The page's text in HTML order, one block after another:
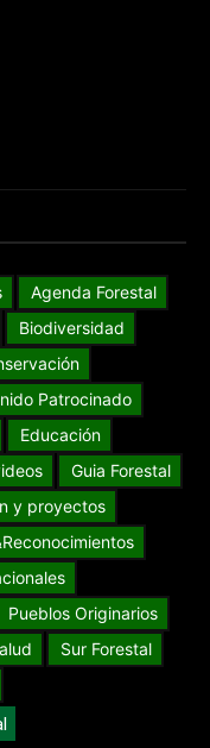
Agenda Forestal
Biodiversidad
Patrocinado
Educación
Guia Forestal
y proyectos
Pueblos Originarios
Sur Forestal